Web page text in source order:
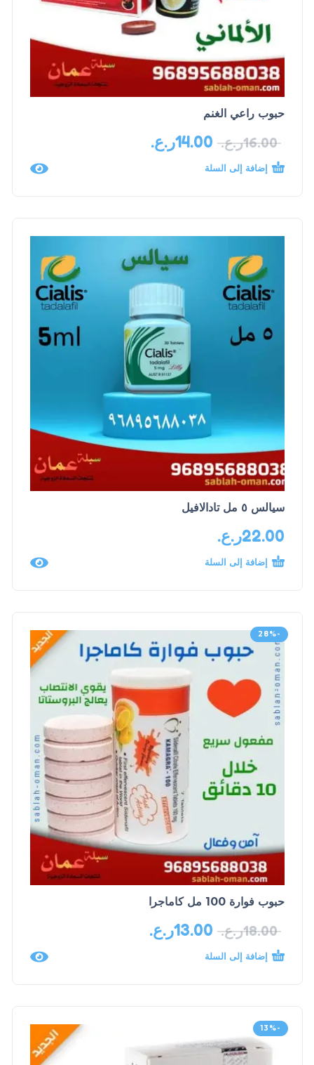
حبوب راعي الغنم
16.00ر.ع. 14.00ر.ع.
إضافة إلى السلة
سيالس ٥ مل تادالافيل
22.00ر.ع.
إضافة إلى السلة
-28%
حبوب فوارة 100 مل كاماجرا
18.00ر.ع. 13.00ر.ع.
إضافة إلى السلة
-13%